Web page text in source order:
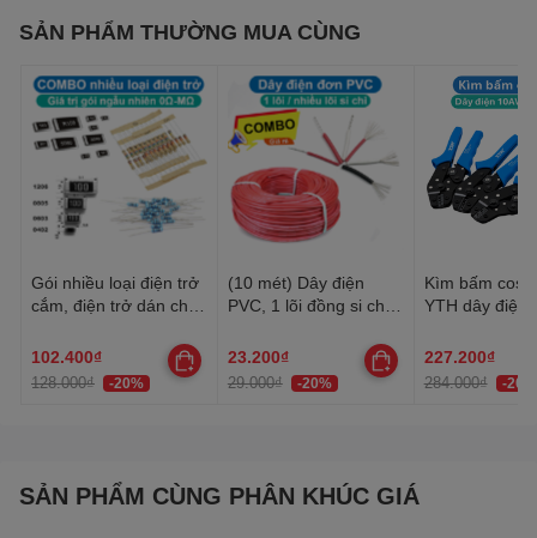
SẢN PHẨM THƯỜNG MUA CÙNG
Gói nhiều loại điện trở
cắm, điện trở dán cho
102.400₫
128.000₫ -20%
(10 mét) Dây điện
PVC, 1 lõi đồng si chì,
22AWG
23.200₫
29.000₫ -20%
Kìm bấm cos
YTH dây điện
227.200₫
284.000₫ -20%
SẢN PHẨM CÙNG PHÂN KHÚC GIÁ